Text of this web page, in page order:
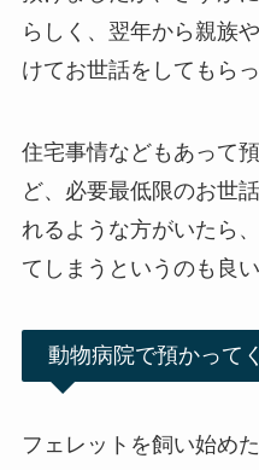
らしく、翌年から親族
けてお世話をしてもら
住宅事情などもあって
ど、必要最低限のお世
れるような方がいたら
てしまうというのも良
動物病院で預かって
フェレットを飼い始め